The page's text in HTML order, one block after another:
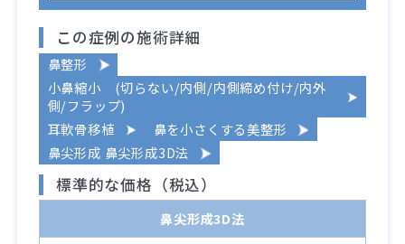
この症例の施術詳細
鼻整形
小鼻縮小 (切らない/内側/内側締め付け/内外
側/フラップ)
耳軟骨移植
鼻を小さくする美整形
鼻尖形成 鼻尖形成3D法
標準的な価格（税込）
鼻尖形成3D法